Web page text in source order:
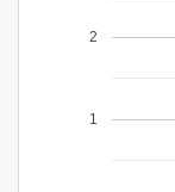
1
2